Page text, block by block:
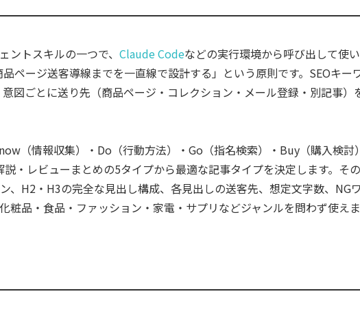
ントスキルの一つで、 Claude Codeなどの実行環境から呼び出して使い
ページ送客導線までを一直線で設計する」という原則です。SEOキー
図ごとに送り先（商品ページ・コレクション・メール登録・別記事）
（情報収集）・Do（行動方法）・Go（指名検索）・Buy（購入検討
・レビューまとめの5タイプから最適な記事タイプを決定します。そ
、H2・H3の完全な見出し構成、各見出しの送客先、想定文字数、NG
品・食品・ファッション・家電・サプリなどジャンルを問わず使えま